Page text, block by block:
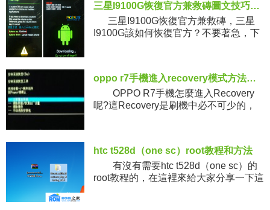
三星I9100G恢復官方兼救磚圖文技巧教程全解
三星I9100G恢復官方兼救磚，三星
I9100G該如何恢復官方？不要著急，下
oppo r7手機進入recovery模式方法教程
OPPO R7手機怎麼進入Recovery
呢?這Recovery是刷機中必不可少的，
htc t528d（one sc）root教程和方法
有沒有需要htc t528d（one sc）的
root教程的，在這裡來給大家分享一下這